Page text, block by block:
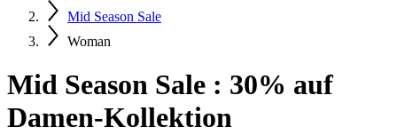
Mid Season Sale
Woman
Mid Season Sale : 30% auf
Damen-Kollektion